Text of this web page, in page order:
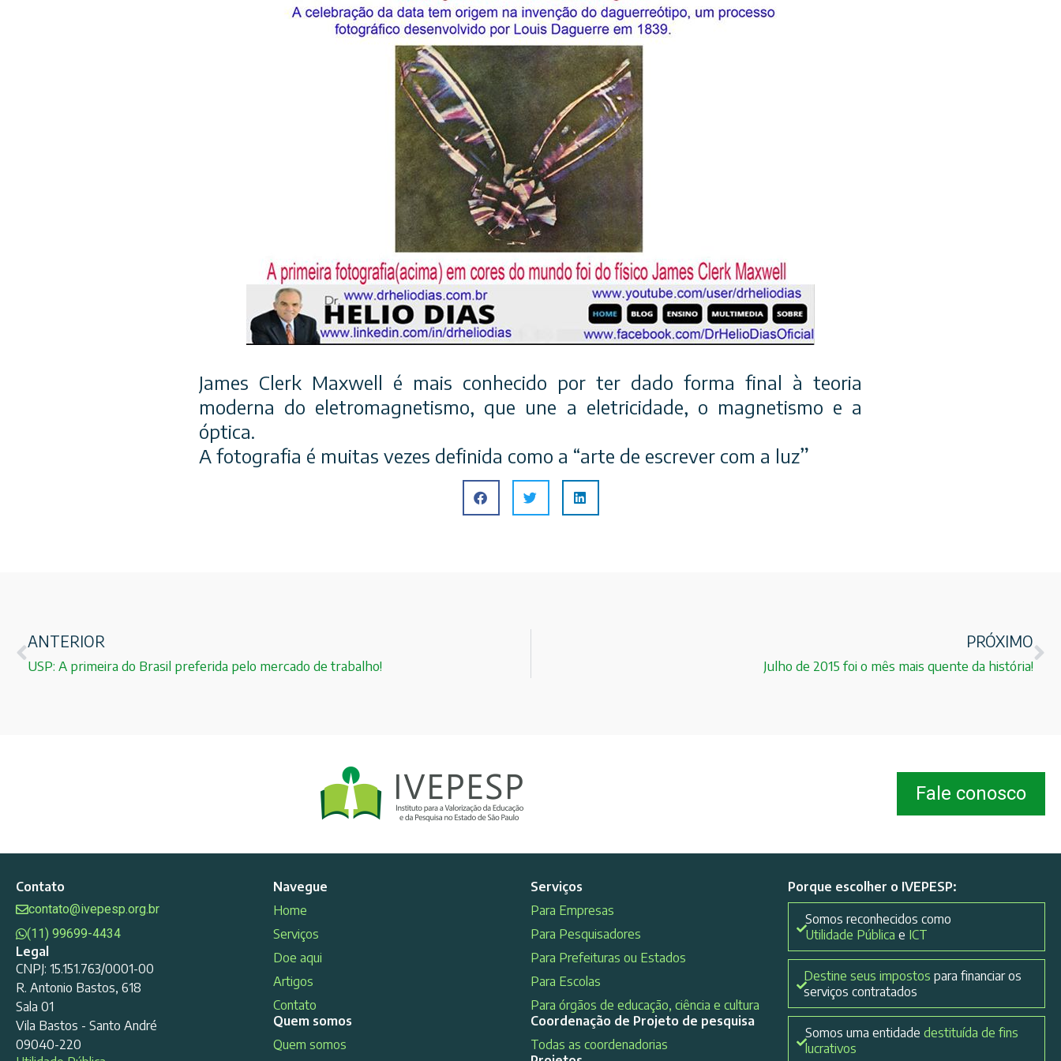
James Clerk Maxwell é mais conhecido por ter dado forma final à teoria
moderna do eletromagnetismo, que une a eletricidade, o magnetismo e a
óptica.
A fotografia é muitas vezes definida como a “arte de escrever com a luz”
ANTERIOR
USP: A primeira do Brasil preferida pelo mercado de trabalho!
PRÓXIMO
Julho de 2015 foi o mês mais quente da história!
Fale conosco
Contato
contato@ivepesp.org.br
(11) 99699-4434
Legal
CNPJ: 15.151.763/0001-00
R. Antonio Bastos, 618
Sala 01
Vila Bastos - Santo André
09040-220
Navegue
Home
Serviços
Doe aqui
Artigos
Contato
Quem somos
Quem somos
Serviços
Para Empresas
Para Pesquisadores
Para Prefeituras ou Estados
Para Escolas
Para órgãos de educação, ciência e cultura
Coordenação de Projeto de pesquisa
Todas as coordenadorias
Porque escolher o IVEPESP:
Somos reconhecidos como
Utilidade Pública e ICT
Destine seus impostos para financiar os
serviços contratados
Somos uma entidadedestituída de fins
lucrativos